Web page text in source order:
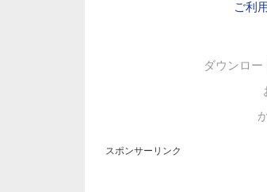
ご利
ダウンロ
スポンサーリンク